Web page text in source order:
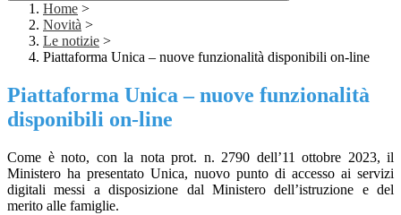
Home >
Novità >
Le notizie >
Piattaforma Unica – nuove funzionalità disponibili on-line
Piattaforma Unica – nuove funzionalità
disponibili on-line
Come è noto, con la nota prot. n. 2790 dell’11 ottobre 2023, il
Ministero ha presentato Unica, nuovo punto di accesso ai servizi
digitali messi a disposizione dal Ministero dell’istruzione e del
merito alle famiglie.